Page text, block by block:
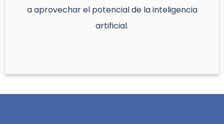
a aprovechar el potencial de la inteligencia
artificial.